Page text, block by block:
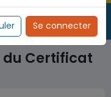
Certificat
Se connecter